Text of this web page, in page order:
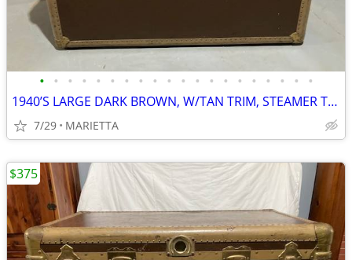
• • • • • • • • • • • • • • • • • • • •
1940’S LARGE DARK BROWN, W/TAN TRIM, STEAMER TRUNK CHEST, FAMILY OWNER
7/29 MARIETTA
$375